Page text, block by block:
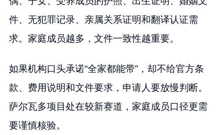
件、无犯罪记录、亲属关系证明和翻译认证需
求。家庭成员越多，文件一致性越重要。
如果机构口头承诺“全家都能带”，却不给官方条
款、费用说明和文件要求，申请人要放慢判断。
萨尔瓦多项目处在较新赛道，家庭成员口径更需
要谨慎核验。